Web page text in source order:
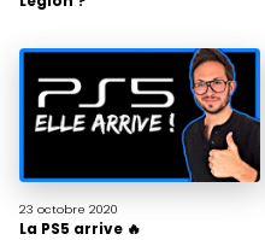
23 octobre 2020
La PS5 arrive 🔥